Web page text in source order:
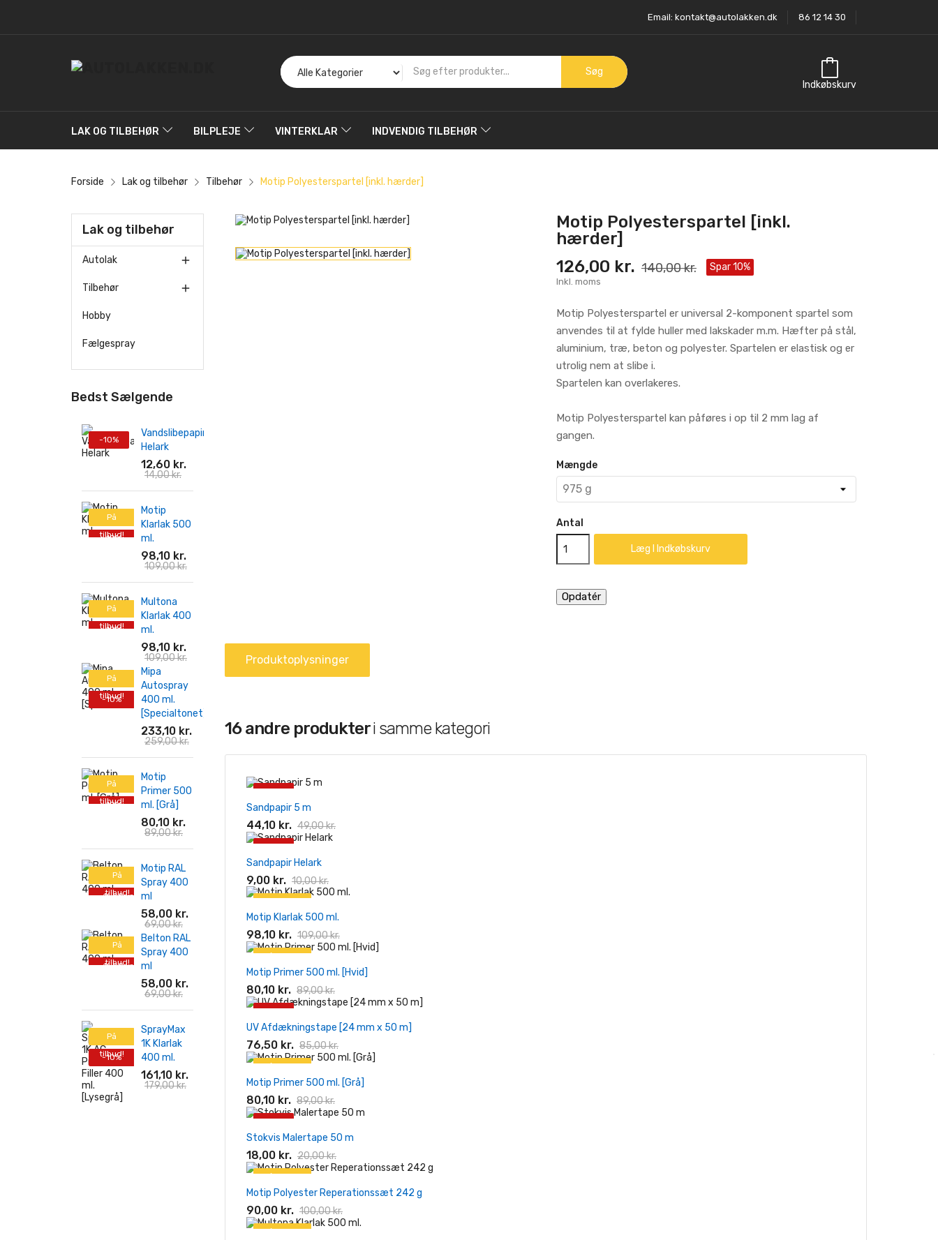
86 12 14 30
Email: kontakt@autolakken.dk
Søg
Indkøbskurv
LAK OG TILBEHØR BILPLEJE VINTERKLAR INDVENDIG TILBEHØR
Forside Lak og tilbehør Tilbehør Motip Polyesterspartel [inkl. hærder]
Lak og tilbehør
Autolak 
Tilbehør 
Hobby
Fælgespray
Bedst Sælgende
-10%
Vandslibepapir
Helark
12,60 kr.
14,00 kr.
På
tilbud!
-10%
Motip
Klarlak 500
ml.
98,10 kr.
109,00 kr.
På
tilbud!
-10%
Multona
Klarlak 400
ml.
98,10 kr.
109,00 kr.
På
tilbud!
-10%
Mipa
Autospray
400 ml.
[Specialtonet]
233,10 kr.
259,00 kr.
På
tilbud!
-10%
Motip
Primer 500
ml. [Grå]
80,10 kr.
89,00 kr.
På
tilbud!
-11,00 kr.
Motip RAL
Spray 400
ml
58,00 kr.
69,00 kr.
På
tilbud!
-11,00 kr.
Belton RAL
Spray 400
ml
58,00 kr.
69,00 kr.
På
tilbud!
-10%
SprayMax
1K Klarlak
400 ml.
161,10 kr.
179,00 kr.
Motip Polyesterspartel [inkl.
hærder]
126,00 kr. 140,00 kr. Spar 10%
Inkl. moms
Motip Polyesterspartel er universal 2-komponent spartel som
anvendes til at fylde huller med lakskader m.m. Hæfter på stål,
aluminium, træ, beton og polyester. Spartelen er elastisk og er
utrolig nem at slibe i.
Spartelen kan overlakeres.
Motip Polyesterspartel kan påføres i op til 2 mm lag af
gangen.
Mængde
Antal
Læg I Indkøbskurv
Produktoplysninger
16 andre produkteri samme kategori
-10%
Sandpapir 5 m
44,10 kr. 49,00 kr.
-10%
Sandpapir Helark
9,00 kr. 10,00 kr.
På tilbud!
-10%
Motip Klarlak 500 ml.
98,10 kr. 109,00 kr.
På tilbud!
-10%
Motip Primer 500 ml. [Hvid]
80,10 kr. 89,00 kr.
-10%
UV Afdækningstape [24 mm x 50 m]
76,50 kr. 85,00 kr.
På tilbud!
-10%
Motip Primer 500 ml. [Grå]
80,10 kr. 89,00 kr.
-10%
Stokvis Malertape 50 m
18,00 kr. 20,00 kr.
På tilbud!
-10%
Motip Polyester Reperationssæt 242 g
90,00 kr. 100,00 kr.
På tilbud!